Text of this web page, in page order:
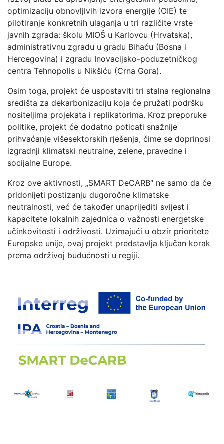
optimizaciju obnovljivih izvora energije (OIE) te
pilotiranje konkretnih ulaganja u tri različite vrste
javnih zgrada: školu MIOŠ u Karlovcu (Hrvatska),
administrativnu zgradu u gradu Bihaću (Bosna i
Hercegovina) i zgradu Inovacijsko-poduzetničkog
centra Tehnopolis u Nikšiću (Crna Gora).
Osim toga, projekt će uspostaviti tri stalna regionalna
središta za dekarbonizaciju koja će pružati podršku
nositeljima projekata i replikatorima. Kroz preporuke
politike, projekt će dodatno poticati snažnije
prihvaćanje višesektorskih rješenja, čime se doprinosi
izgradnji klimatski neutralne, zelene, pravedne i
socijalne Europe.
Kroz ove aktivnosti, „SMART DeCARB“ ne samo da će
pridonijeti postizanju dugoročne klimatske
neutralnosti, već će također unaprijediti svijest i
kapacitete lokalnih zajednica o važnosti energetske
učinkovitosti i održivosti. Uzimajući u obzir prioritete
Europske unije, ovaj projekt predstavlja ključan korak
prema održivoj budućnosti u regiji.